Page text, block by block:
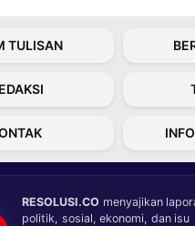
TULISAN
RESOLUSI.CO menyajikan
politik, sosial, ekonomi, dan isu